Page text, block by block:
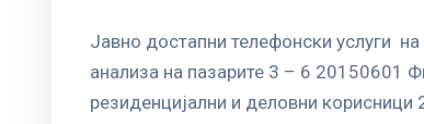
Јавно достапни телефонски услуги
анализа на пазарите 3 – 6 20150601
резиденцијални и деловни